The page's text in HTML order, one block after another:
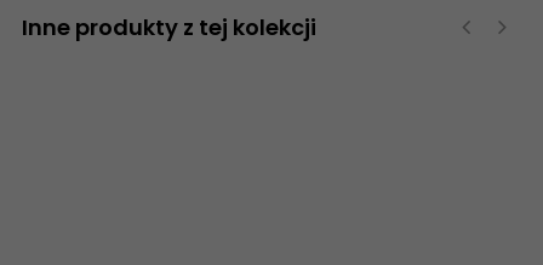
Inne produkty z tej kolekcji